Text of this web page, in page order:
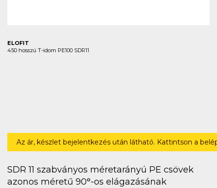
ELOFIT
450 hosszú T-idom PE100 SDR11
Az ár, készlet bejelentkezés után látható. Kattintson a
SDR 11 szabványos méretarányú PE csövek
azonos méretű 90°-os elágazásának